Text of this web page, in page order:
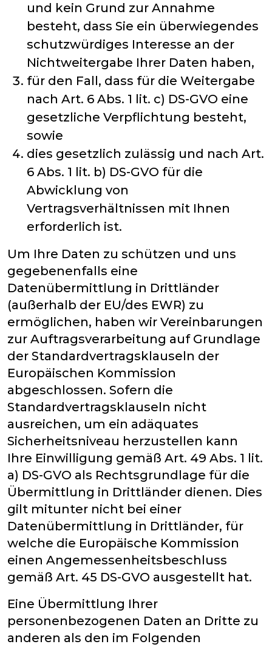
und kein Grund zur Annahme
besteht, dass Sie ein überwiegendes
schutzwürdiges Interesse an der
Nichtweitergabe Ihrer Daten haben,
für den Fall, dass für die Weitergabe
nach Art. 6 Abs. 1 lit. c) DS-GVO eine
gesetzliche Verpflichtung besteht,
sowie
dies gesetzlich zulässig und nach Art.
6 Abs. 1 lit. b) DS-GVO für die
Abwicklung von
Vertragsverhältnissen mit Ihnen
erforderlich ist.
Um Ihre Daten zu schützen und uns
gegebenenfalls eine
Datenübermittlung in Drittländer
(außerhalb der EU/des EWR) zu
ermöglichen, haben wir Vereinbarungen
zur Auftragsverarbeitung auf Grundlage
der Standardvertragsklauseln der
Europäischen Kommission
abgeschlossen. Sofern die
Standardvertragsklauseln nicht
ausreichen, um ein adäquates
Sicherheitsniveau herzustellen kann
Ihre Einwilligung gemäß Art. 49 Abs. 1 lit.
a) DS-GVO als Rechtsgrundlage für die
Übermittlung in Drittländer dienen. Dies
gilt mitunter nicht bei einer
Datenübermittlung in Drittländer, für
welche die Europäische Kommission
einen Angemessenheitsbeschluss
gemäß Art. 45 DS-GVO ausgestellt hat.
Eine Übermittlung Ihrer
personenbezogenen Daten an Dritte zu
anderen als den im Folgenden